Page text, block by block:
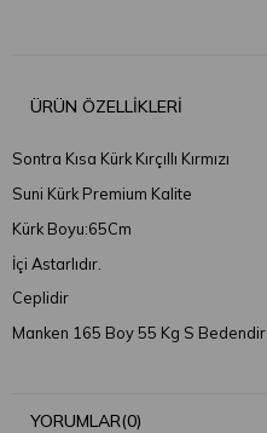
ÜRÜN ÖZELLIKLERI
Sontra Kısa Kürk Kırçıllı Kırmızı
Suni Kürk Premium Kalite
Kürk Boyu:65Cm
İçi Astarlıdır.
Ceplidir
Manken 165 Boy 55 Kg S Bedendir
YORUMLAR(0)